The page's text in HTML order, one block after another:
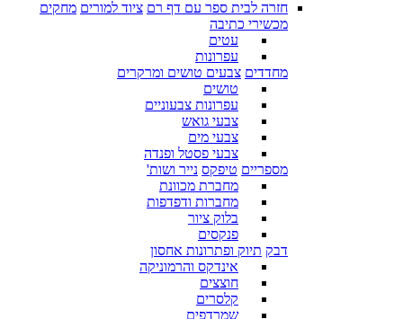
חזרה לבית ספר עם דף רם ציוד למורים מחקים
מכשירי כתיבה
עטים
עפרונות
מחדדים צבעים טושים ומרקרים
טושים
עפרונות צבעוניים
צבעי גואש
צבעי מים
צבעי פסטל ופנדה
מספריים טיפקס נייר ושות'
מחברת מכוונת
מחברות ודפדפות
בלוק ציור
פנקסים
דבק תיוק ופתרונות אחסון
אינדקס והרמוניקה
חוצצים
קלסרים
שמרדפים